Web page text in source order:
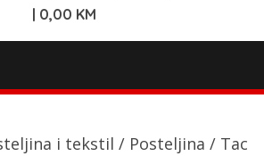
| 0,00 KM
i tekstil / Posteljina / Tac